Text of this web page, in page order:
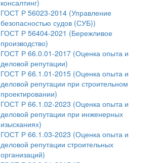
консалтинг)
ГОСТ Р 56023-2014 (Управление
безопасностью судов (СУБ))
ГОСТ Р 56404-2021 (Бережливое
производство)
ГОСТ Р 66.0.01-2017 (Оценка опыта и
деловой репутации)
ГОСТ Р 66.1.01-2015 (Оценка опыта и
деловой репутации при строительном
проектировании)
ГОСТ Р 66.1.02-2023 (Оценка опыта и
деловой репутации при инженерных
изысканиях)
ГОСТ Р 66.1.03-2023 (Оценка опыта и
деловой репутации строительных
организаций)